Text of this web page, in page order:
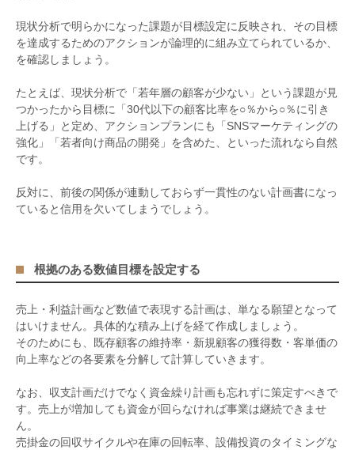
現状分析で明らかになった課題が目標設定に反映され、その目標
を達成するためのアクションが論理的に組み立てられているか、
を確認しましょう。
たとえば、現状分析で「若年層の顧客が少ない」という課題が見
つかったから目標に「 30代以下の顧客比率を○％から○％に引き
上げる」と定め、アクションプランにも「 SNSマーケティングの
強化」「若者向け商品の開発」を含めた、といった流れなら自然
です。
反対に、前後の関係が連動しておらず一貫性のない計画書になっ
ていると信用を欠いてしまうでしょう。
根拠のある数値目標を設定する
売上・利益計画など数値で表現する計画は、単なる願望となって
はいけません。具体的な積み上げを経て作成しましょう。
そのためにも、既存顧客の維持率・新規顧客の獲得数・客単価の
向上率などの各要素を分解して計算していきます。
なお、収支計画だけでなく資金繰り計画も忘れずに策定すべきで
す。売上が増加しても資金が回らなければ事業は継続できませ
ん。
売掛金の回収サイクルや在庫の回転率、設備投資のタイミングな